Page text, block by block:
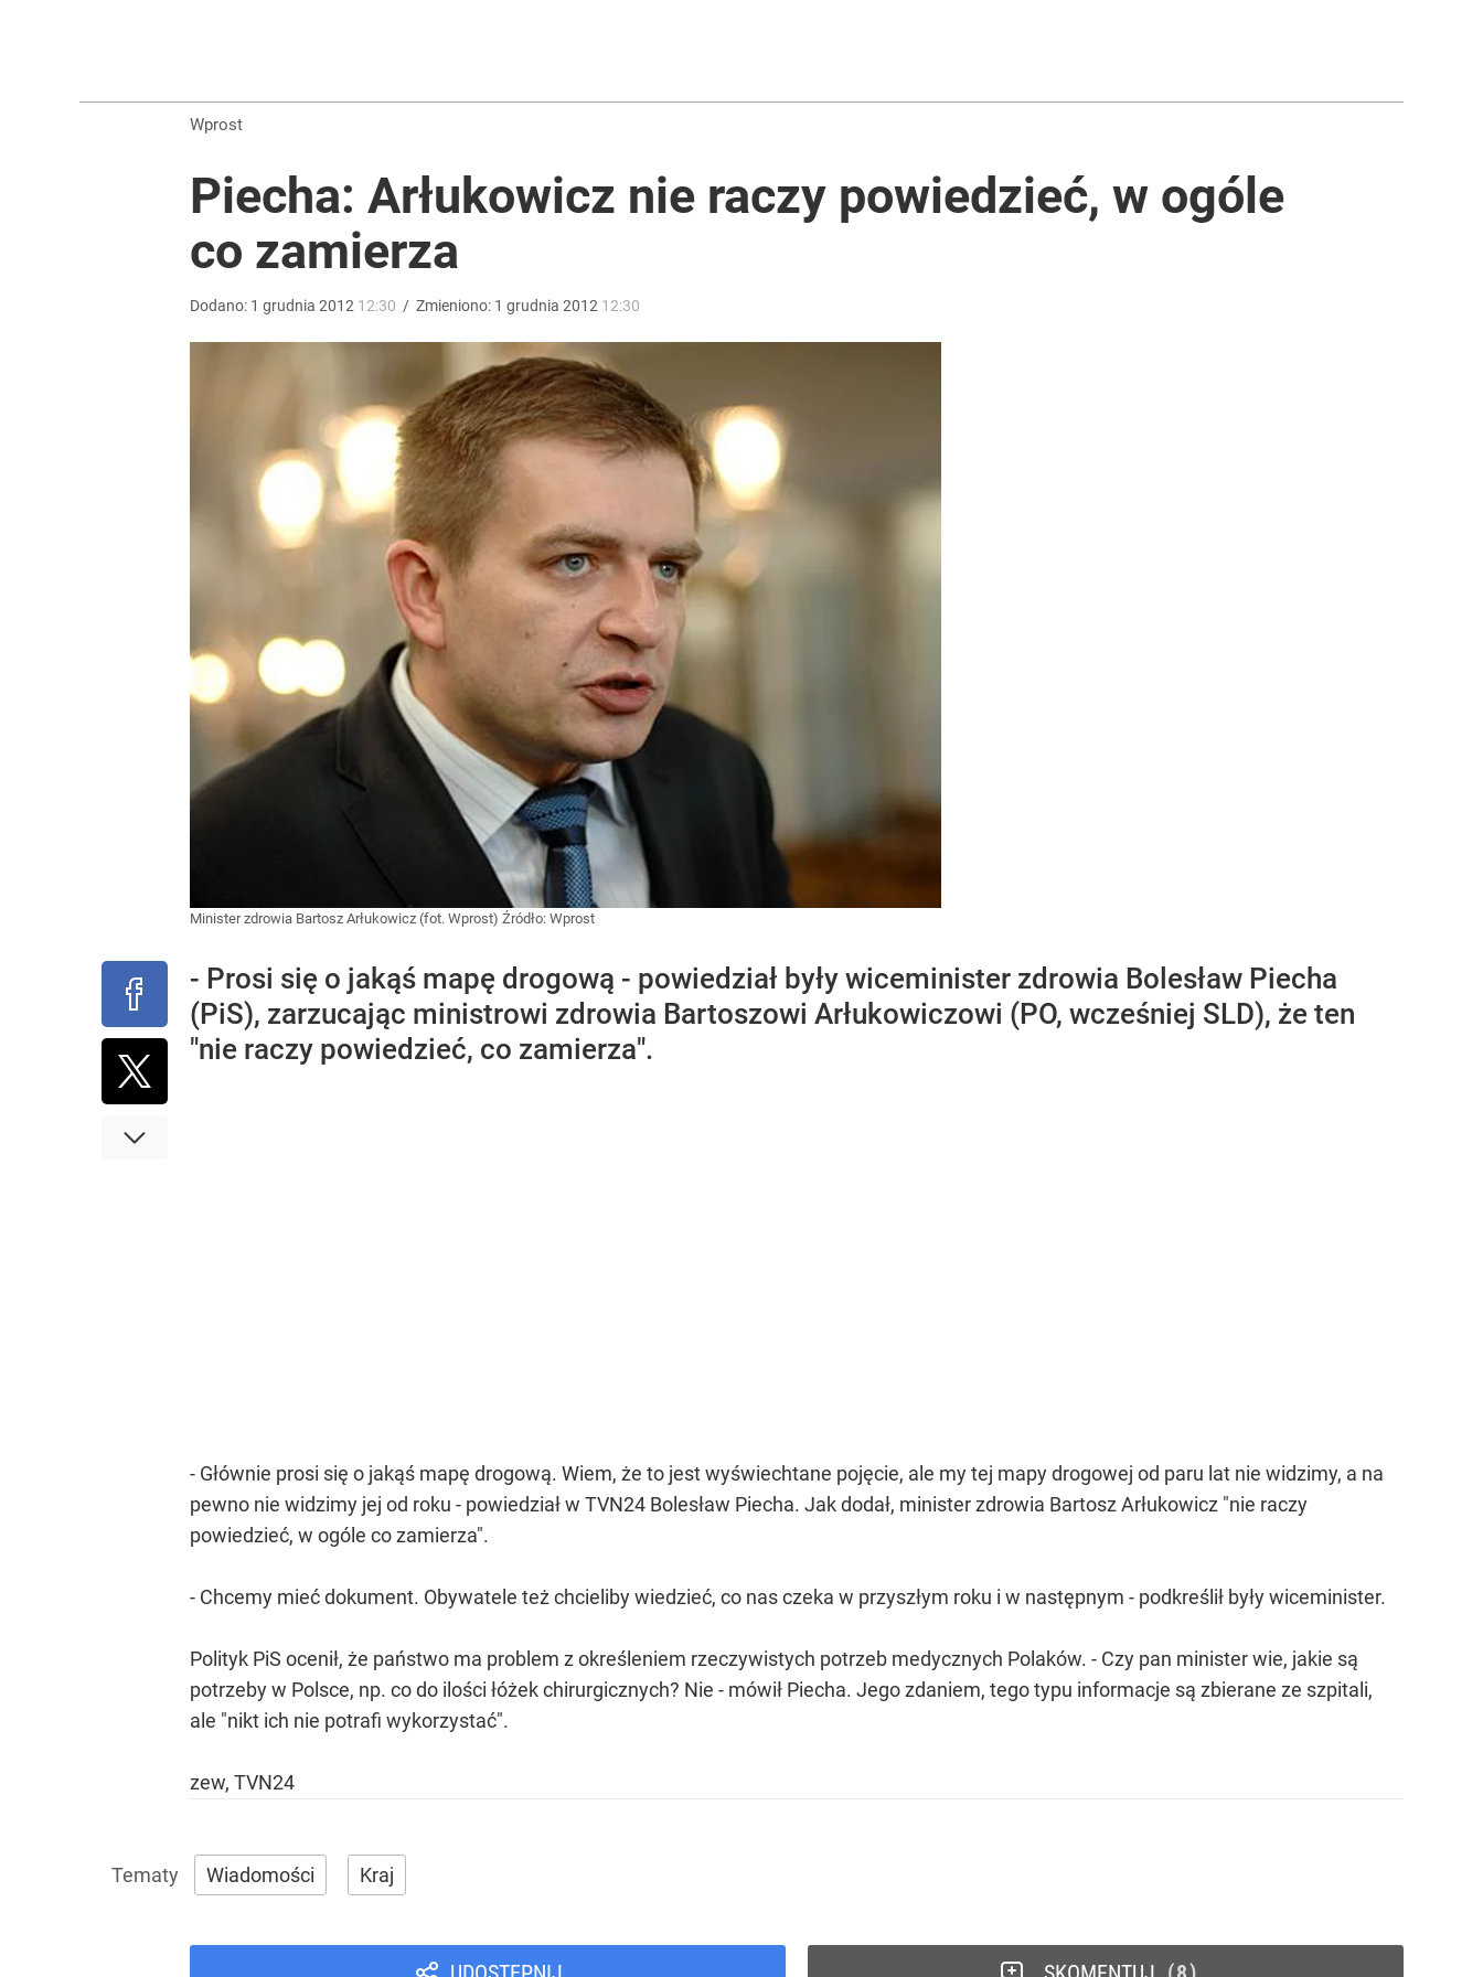
Wprost
Piecha: Arłukowicz nie raczy powiedzieć, w ogóle
co zamierza
Dodano: 1 grudnia 2012 12:30 / Zmieniono: 1 grudnia 2012 12:30
Minister zdrowia Bartosz Arłukowicz (fot. Wprost) Źródło: Wprost
- Prosi się o jakąś mapę drogową - powiedział były wiceminister zdrowia Bolesław Piecha
(PiS), zarzucając ministrowi zdrowia Bartoszowi Arłukowiczowi (PO, wcześniej SLD), że ten
"nie raczy powiedzieć, co zamierza".
- Głównie prosi się o jakąś mapę drogową. Wiem, że to jest wyświechtane pojęcie, ale my tej mapy drogowej od paru lat nie widzimy, a na
pewno nie widzimy jej od roku - powiedział w TVN24 Bolesław Piecha. Jak dodał, minister zdrowia Bartosz Arłukowicz "nie raczy
powiedzieć, w ogóle co zamierza".
- Chcemy mieć dokument. Obywatele też chcieliby wiedzieć, co nas czeka w przyszłym roku i w następnym - podkreślił były wiceminister.
Polityk PiS ocenił, że państwo ma problem z określeniem rzeczywistych potrzeb medycznych Polaków. - Czy pan minister wie, jakie są
potrzeby w Polsce, np. co do ilości łóżek chirurgicznych? Nie - mówił Piecha. Jego zdaniem, tego typu informacje są zbierane ze szpitali,
ale "nikt ich nie potrafi wykorzystać".
zew, TVN24
Wiadomości Kraj